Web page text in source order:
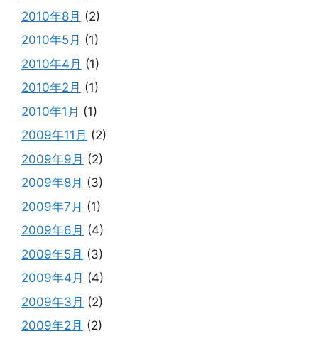
2010年8月 (2)
2010年5月 (1)
2010年4月 (1)
2010年2月 (1)
2010年1月 (1)
2009年11月 (2)
2009年9月 (2)
2009年8月 (3)
2009年7月 (1)
2009年6月 (4)
2009年5月 (3)
2009年4月 (4)
2009年3月 (2)
2009年2月 (2)